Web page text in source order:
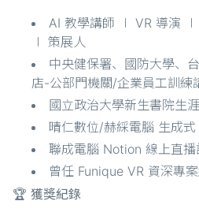
AI 教學講師 ∣ VR 導演 ∣
∣ 策展人
中央健保署、國防大學、
店-公部門機關/企業員工訓練
國立政治大學新生書院生
晴仁數位/赫綵電腦 生成
聯成電腦 Notion 線上直播
曾任 Funique VR 資深專
🏆 獲獎紀錄